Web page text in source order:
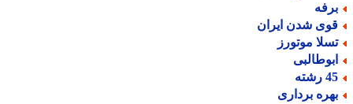
شدن ایران
موتورز
برداری